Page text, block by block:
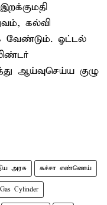
கல்வி
வேண்டும். ஓட்டல்
ஆய்வுசெய்ய குழு
அரசு கச்சா எண்ணெய்
Gas Cylinder